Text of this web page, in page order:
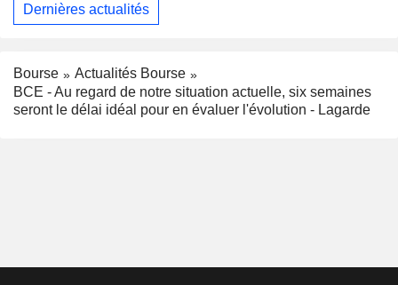
Dernières actualités
Bourse
Actualités Bourse
BCE - Au regard de notre situation actuelle, six semaines
seront le délai idéal pour en évaluer l'évolution - Lagarde